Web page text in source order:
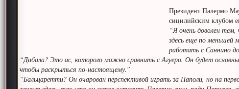
Президент Палермо
сицилийским клубом
“Я очень доволен
здесь еще по меньшей
работать с Саннино
“Дибала? Это ас, которого можно сравнить с Агуеро. Он будет
чтобы раскрыться по-настоящему.”
“Бальцаретти? Он очарован перспективой играть за Наполи, но на